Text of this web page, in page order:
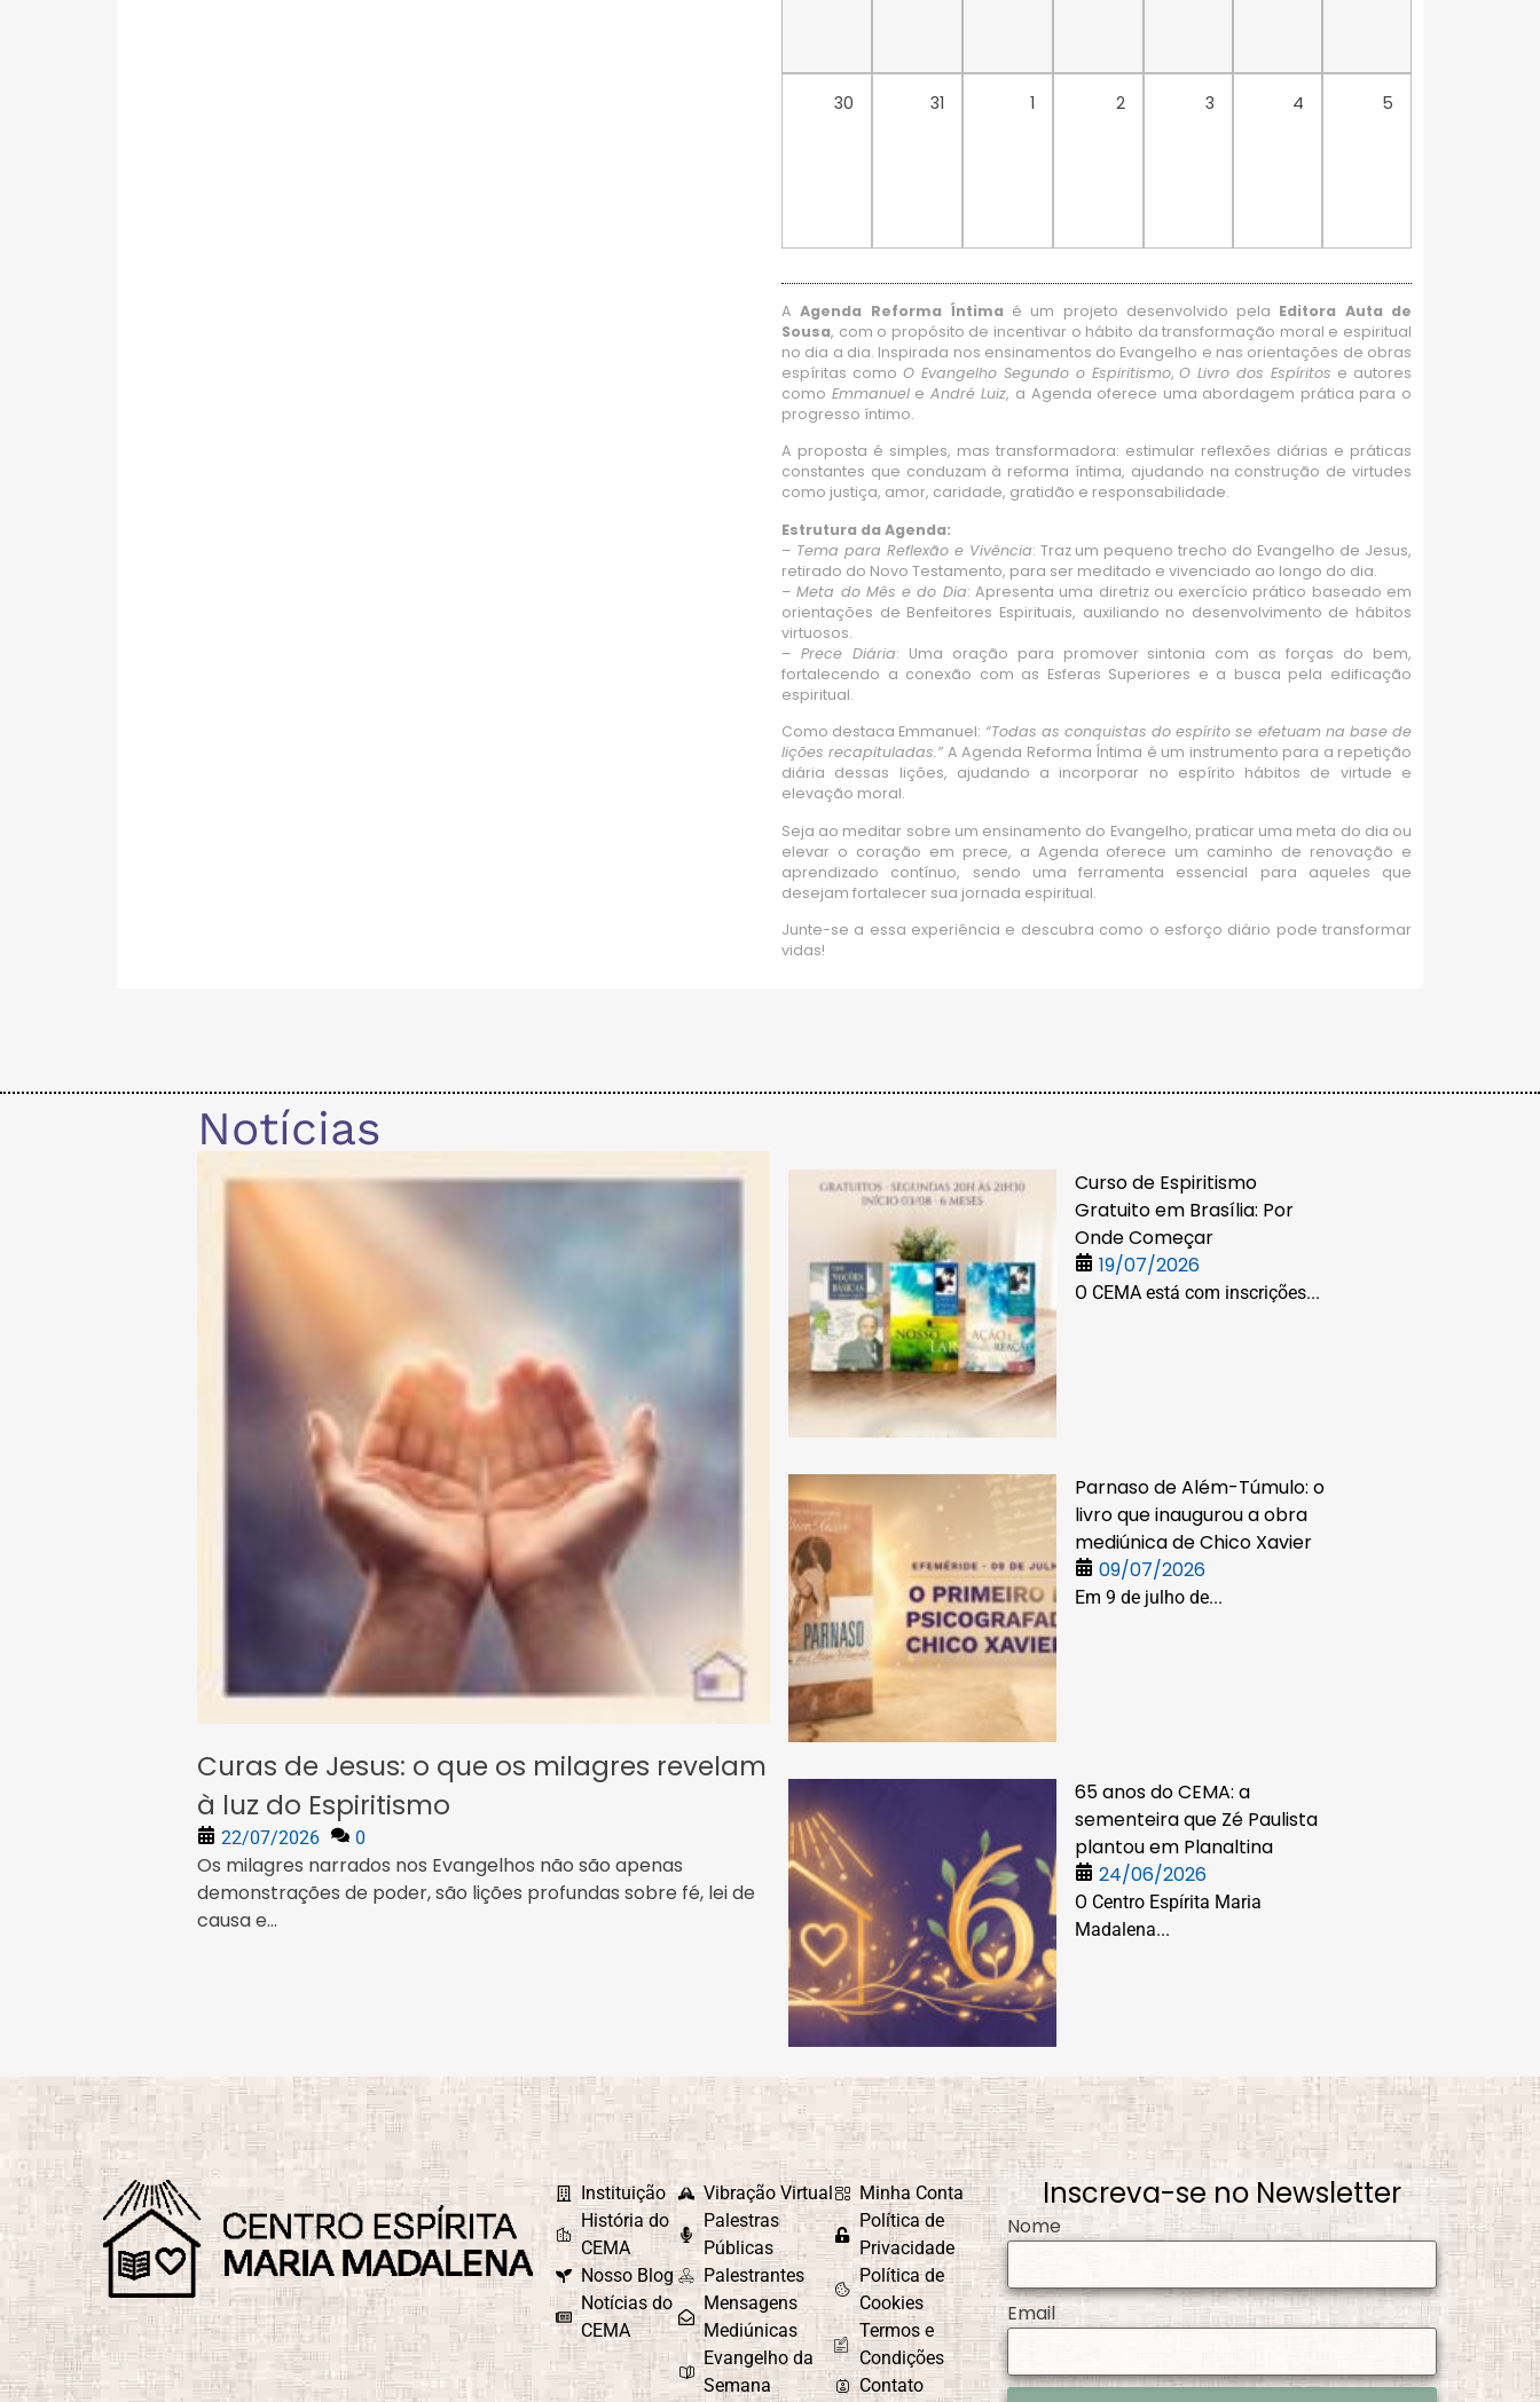
30 31 1 2 3 4 5
AAgenda Reforma Íntima é um projeto desenvolvido pela Editora Auta de
Sousa, com o propósito de incentivar o hábito da transformação moral e espiritual
no dia a dia. Inspirada nos ensinamentos do Evangelho e nas orientações de obras
espíritas como O Evangelho Segundo o Espiritismo,O Livro dos Espíritos e autores
como Emmanuele André Luiz, a Agenda oferece uma abordagem prática para o
progresso íntimo.
A proposta é simples, mas transformadora: estimular reflexões diárias e práticas
constantes que conduzam à reforma íntima, ajudando na construção de virtudes
como justiça, amor, caridade, gratidão e responsabilidade.
Estrutura da Agenda:
– Tema para Reflexão e Vivência: Traz um pequeno trecho do Evangelho de Jesus,
retirado do Novo Testamento, para ser meditado e vivenciado ao longo do dia.
–Meta do Mês e do Dia: Apresenta uma diretriz ou exercício prático baseado em
orientações de Benfeitores Espirituais, auxiliando no desenvolvimento de hábitos
virtuosos.
– Prece Diária: Uma oração para promover sintonia com as forças do bem,
fortalecendo a conexão com as Esferas Superiores e a busca pela edificação
espiritual.
Como destaca Emmanuel: “Todas as conquistas do espírito se efetuam na base de
lições recapituladas.”A Agenda Reforma Íntima é um instrumento para a repetição
diária dessas lições, ajudando a incorporar no espírito hábitos de virtude e
elevação moral.
Seja ao meditar sobre um ensinamento do Evangelho, praticar uma meta do dia ou
elevar o coração em prece, a Agenda oferece um caminho de renovação e
aprendizado contínuo, sendo uma ferramenta essencial para aqueles que
desejam fortalecer sua jornada espiritual.
Junte-se a essa experiência e descubra como o esforço diário pode transformar
vidas!
Notícias
Curas de Jesus: o que os milagres revelam
à luz do Espiritismo
22/07/2026 0
Os milagres narrados nos Evangelhos não são apenas
demonstrações de poder, são lições profundas sobre fé, lei de
causa e...
Curso de Espiritismo
Gratuito em Brasília: Por
Onde Começar
19/07/2026
O CEMA está com inscrições...
Parnaso de Além-Túmulo: o
livro que inaugurou a obra
mediúnica de Chico Xavier
09/07/2026
Em 9 de julho de...
65 anos do CEMA: a
sementeira que Zé Paulista
plantou em Planaltina
24/06/2026
O Centro Espírita Maria
Madalena...
Instituição
História do
CEMA
Nosso Blog
Notícias do
CEMA
Vibração Virtual
Palestras
Públicas
Palestrantes
Mensagens
Mediúnicas
Evangelho da
Semana
Minha Conta
Política de
Privacidade
Política de
Cookies
Termos e
Condições
Contato
Inscreva-se no Newsletter
Nome
Email